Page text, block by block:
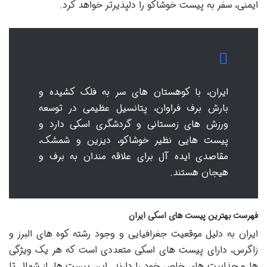
ایمنی، سفر به پیست خوشاکو را دلپذیرتر خواهد کرد.
ایران، با کوهستان های سر به فلک کشیده و
بارش برف فراوان، پتانسیل عظیمی در توسعه
ورزش های زمستانی و گردشگری اسکی دارد و
پیست هایی نظیر خوشاکو، دیزین و شمشک،
مقاصدی ایده آل برای علاقه مندان به برف و
هیجان هستند.
فهرست بهترین پیست های اسکی ایران
ایران به دلیل موقعیت جغرافیایی و وجود رشته کوه های البرز و
زاگرس، دارای پیست های اسکی متعددی است که هر یک ویژگی